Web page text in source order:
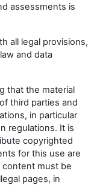
assessments is
all legal provisions,
and data
that the material
third parties and
in particular
regulations. It is
copyrighted
for this use are
must be
pages, in